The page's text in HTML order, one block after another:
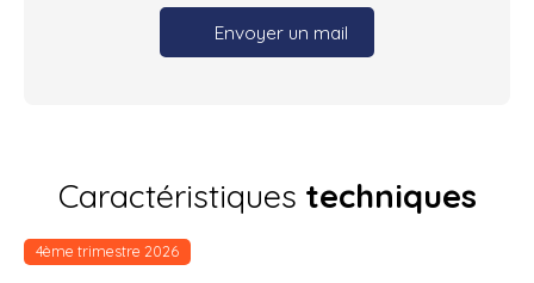
Envoyer un mail
Caractéristiques techniques
4ème trimestre 2026